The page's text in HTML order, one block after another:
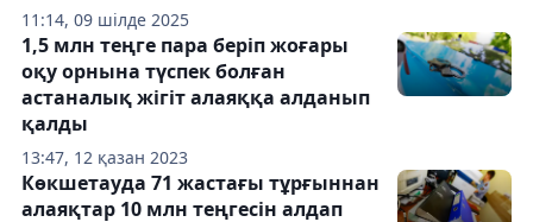
11:14, 09 шілде 2025
13:47, 12 қазан 2023
1,5 млн теңге пара беріп жоғары
оқу орнына түспек болған
астаналық жігіт алаяққа алданып
қалды
Көкшетауда 71 жастағы тұрғыннан
алаяқтар 10 млн теңгесін алдап